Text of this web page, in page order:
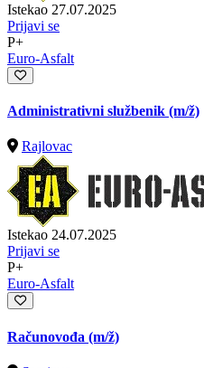
Istekao 27.07.2025
Prijavi se
P+
Euro-Asfalt
Administrativni službenik (m/ž)
Rajlovac
Istekao 24.07.2025
Prijavi se
P+
Euro-Asfalt
Računovođa (m/ž)